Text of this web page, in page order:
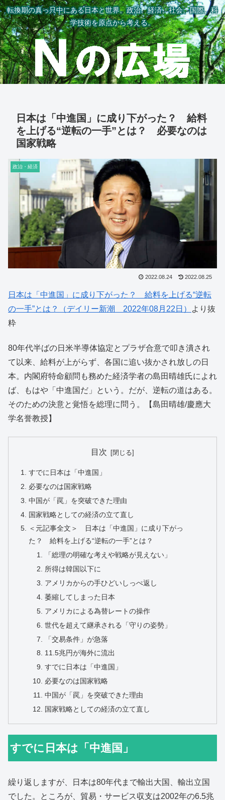
転換期の真っ只中にある日本と世界。政治、経済、社会、国際、科
学技術を原点から考える。
日本は「中進国」に成り下がった？ 給料
を上げる“逆転の一手”とは？ 必要なのは
国家戦略
政治・経済
2022.08.24 2022.08.25
日本は「中進国」に成り下がった？ 給料を上げる“逆転
の一手”とは？（デイリー新潮 2022年08月22日）
より抜
粋
80年代半ばの日米半導体協定とプラザ合意で叩き潰され
て以来、給料が上がらず、各国に追い抜かされ放しの日
本。内閣府特命顧問も務めた経済学者の島田晴雄氏によれ
ば、もはや「中進国だ」という。だが、逆転の道はある。
そのための決意と覚悟を総理に問う。【島田晴雄/慶應大
学名誉教授】
目次
すでに日本は「中進国」
必要なのは国家戦略
中国が「罠」を突破できた理由
国家戦略としての経済の立て直し
＜元記事全文＞ 日本は「中進国」に成り下がっ
た？ 給料を上げる“逆転の一手”とは？
「総理の明確な考えや戦略が見えない」
所得は韓国以下に
アメリカからの手ひどいしっぺ返し
萎縮してしまった日本
アメリカによる為替レートの操作
世代を超えて継承される「守りの姿勢」
「交易条件」が急落
11.5兆円が海外に流出
すでに日本は「中進国」
必要なのは国家戦略
中国が「罠」を突破できた理由
国家戦略としての経済の立て直し
すでに日本は「中進国」
繰り返しますが、日本は80年代まで輸出大国、輸出立国
でした。ところが、貿易・サービス収支は2002年の6.5兆